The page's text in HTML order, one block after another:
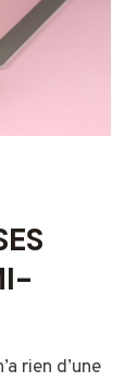
rien d’une